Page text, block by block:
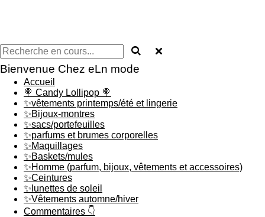
Bienvenue Chez eLn mode
Accueil
🍭 Candy Lollipop 🍭
✨vêtements printemps/été et lingerie
✨Bijoux-montres
✨sacs/portefeuilles
✨parfums et brumes corporelles
✨Maquillages
✨Baskets/mules
✨Homme (parfum, bijoux, vêtements et accessoires)
✨Ceintures
✨lunettes de soleil
✨Vêtements automne/hiver
Commentaires 👇